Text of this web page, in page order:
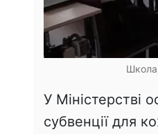
У Міністерстві
субвенції для